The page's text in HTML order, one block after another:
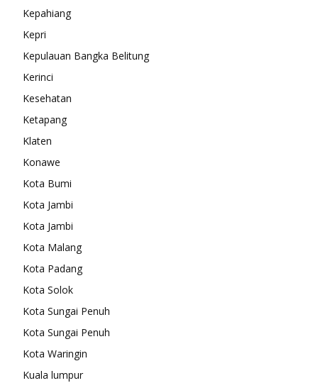
Kepahiang
Kepri
Kepulauan Bangka Belitung
Kerinci
Kesehatan
Ketapang
Klaten
Konawe
Kota Bumi
Kota Jambi
Kota Jambi
Kota Malang
Kota Padang
Kota Solok
Kota Sungai Penuh
Kota Sungai Penuh
Kota Waringin
Kuala lumpur